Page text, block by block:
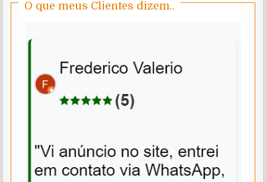
O que meus Clientes dizem..